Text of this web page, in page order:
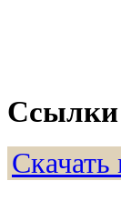
Ссылки
Скачать